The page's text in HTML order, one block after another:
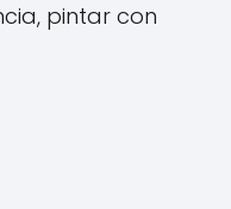
pintar con